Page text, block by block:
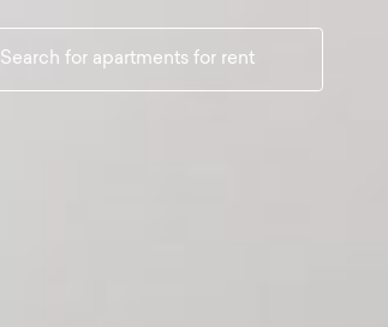
Search for apartments for rent